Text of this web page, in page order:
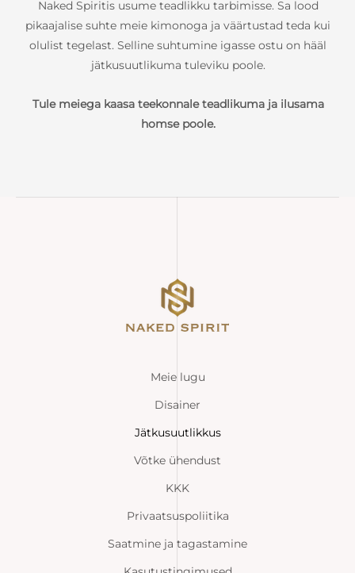
Naked Spiritis usume teadlikku tarbimisse. Sa lood
pikaajalise suhte meie kimonoga ja väärtustad teda kui
olulist tegelast. Selline suhtumine igasse ostu on hääl
jätkusuutlikuma tuleviku poole.
Tule meiega kaasa teekonnale teadlikuma ja ilusama
homse poole.
Meie lugu
Disainer
Jätkusuutlikkus
Võtke ühendust
KKK
Privaatsuspoliitika
Saatmine ja tagastamine